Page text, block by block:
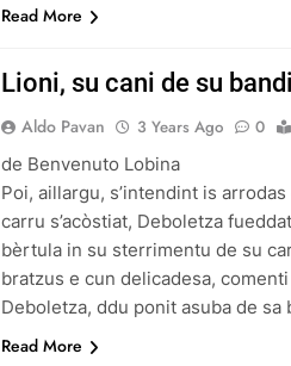
Read More
Lioni, su cani de su
Aldo Pavan 3 Years Ago 0
de Benvenuto Lobina
Poi, aillargu, s’intendint is
carru s’acòstiat, Deboletza
bèrtula in su sterrimentu de su
bratzus e cun delicadesa,
Deboletza, ddu ponit asuba de sa
Read More